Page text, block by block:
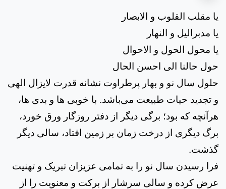
یا مقلب القلوب و الابصار
یا مدبرالیل و النهار
یا محول الحول و الاحوال
حول حالنا الی احسن الحال
حلول سال نو و بهار پرطراوت نشانه قدرت لایزال الهی
و تجدید حیات طبیعت می‌باشد. با خوبی ها و بدی ها،
هرآنچه که بود؛ برگی دیگر از دفتر روزگار ورق خورد،
برگ دیگری از درخت زمان بر زمین افتاد، سالی دیگر
گذشت.
فرا رسیدن سال نو را به تمامی عزیزان تبریک و تهنیت
عرض کرده و سالی سرشار از برکت و معنویت را از